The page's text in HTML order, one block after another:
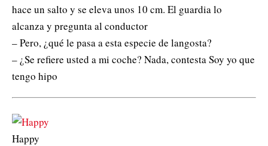
hace un salto y se eleva unos 10 cm. El guardia lo
alcanza y pregunta al conductor
– Pero, ¿qué le pasa a esta especie de langosta?
– ¿Se refiere usted a mi coche? Nada, contesta Soy yo que
tengo hipo
Happy